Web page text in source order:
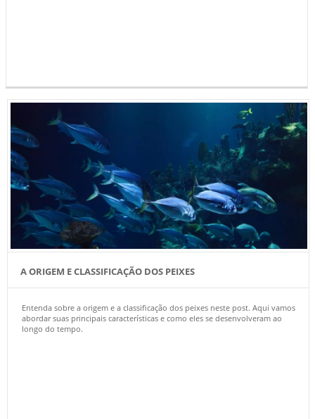
A ORIGEM E CLASSIFICAÇÃO DOS PEIXES
Entenda sobre a origem e a classificação dos peixes neste post. Aqui vamos
abordar suas principais características e como eles se desenvolveram ao
longo do tempo.